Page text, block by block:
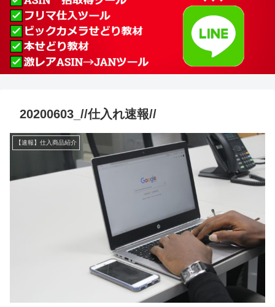
20200603_//仕入れ速報//
【速報】仕入商品紹介